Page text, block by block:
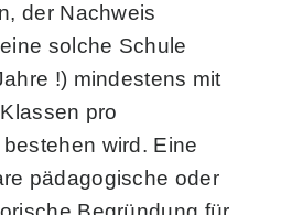
der Nachweis
solche Schule
!) mindestens mit
pro
wird. Eine
pädagogische oder